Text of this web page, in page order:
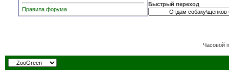
Правила форума
Быстрый переход
Часовой